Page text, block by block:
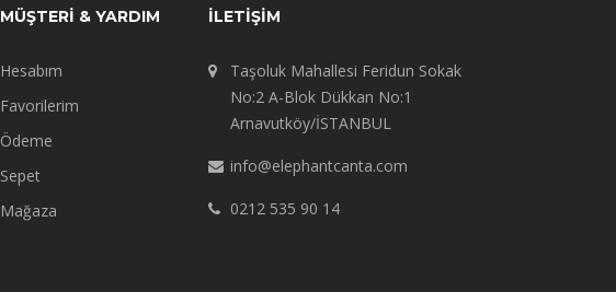
MÜŞTERİ & YARDIM
Hesabım
Favorilerim
Ödeme
Sepet
Mağaza
İLETIŞIM
Taşoluk Mahallesi Feridun Sokak
No:2 A-Blok Dükkan No:1
Arnavutköy/İSTANBUL
info@elephantcanta.com
0212 535 90 14